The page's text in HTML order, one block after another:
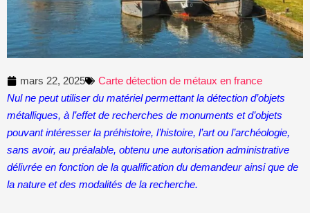
mars 22, 2025
Carte détection de métaux en france
Nul ne peut utiliser du matériel permettant la détection d’objets
métalliques, à l’effet de recherches de monuments et d’objets
pouvant intéresser la préhistoire, l’histoire, l’art ou l’archéologie,
sans avoir, au préalable, obtenu une autorisation administrative
délivrée en fonction de la qualification du demandeur ainsi que de
la nature et des modalités de la recherche.